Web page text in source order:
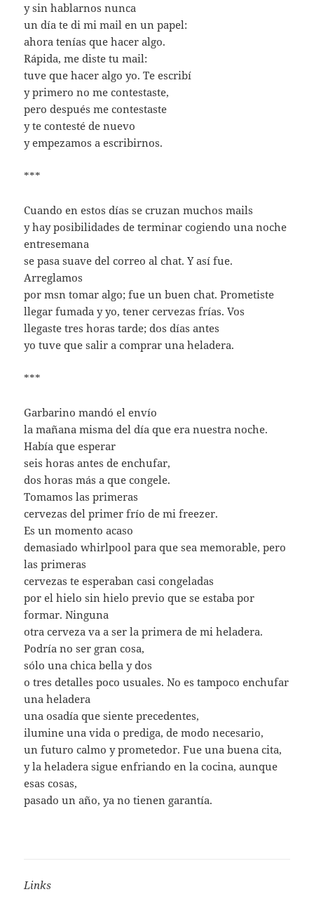
y sin hablarnos nunca
un día te di mi mail en un papel:
ahora tenías que hacer algo.
Rápida, me diste tu mail:
tuve que hacer algo yo. Te escribí
y primero no me contestaste,
pero después me contestaste
y te contesté de nuevo
y empezamos a escribirnos.
***
Cuando en estos días se cruzan muchos mails
y hay posibilidades de terminar cogiendo una noche
entresemana
se pasa suave del correo al chat. Y así fue.
Arreglamos
por msn tomar algo; fue un buen chat. Prometiste
llegar fumada y yo, tener cervezas frías. Vos
llegaste tres horas tarde; dos días antes
yo tuve que salir a comprar una heladera.
***
Garbarino mandó el envío
la mañana misma del día que era nuestra noche.
Había que esperar
seis horas antes de enchufar,
dos horas más a que congele.
Tomamos las primeras
cervezas del primer frío de mi freezer.
Es un momento acaso
demasiado whirlpool para que sea memorable, pero
las primeras
cervezas te esperaban casi congeladas
por el hielo sin hielo previo que se estaba por
formar. Ninguna
otra cerveza va a ser la primera de mi heladera.
Podría no ser gran cosa,
sólo una chica bella y dos
o tres detalles poco usuales. No es tampoco enchufar
una heladera
una osadía que siente precedentes,
ilumine una vida o prediga, de modo necesario,
un futuro calmo y prometedor. Fue una buena cita,
y la heladera sigue enfriando en la cocina, aunque
esas cosas,
pasado un año, ya no tienen garantía.
Links